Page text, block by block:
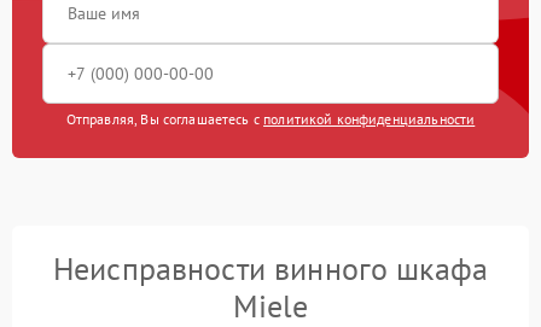
Отправляя, Вы соглашаетесь с политикой конфиденциальности
Неисправности винного шкафа
Miele